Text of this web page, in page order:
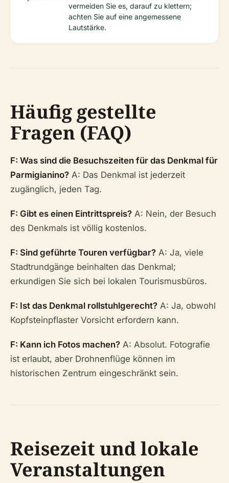
vermeiden Sie es, darauf zu klettern;
achten Sie auf eine angemessene
Lautstärke.
Häufig gestellte
Fragen (FAQ)
F: Was sind die Besuchszeiten für das Denkmal für
Parmigianino? A: Das Denkmal ist jederzeit
zugänglich, jeden Tag.
F: Gibt es einen Eintrittspreis? A: Nein, der Besuch
des Denkmals ist völlig kostenlos.
F: Sind geführte Touren verfügbar? A: Ja, viele
Stadtrundgänge beinhalten das Denkmal;
erkundigen Sie sich bei lokalen Tourismusbüros.
F: Ist das Denkmal rollstuhlgerecht? A: Ja, obwohl
Kopfsteinpflaster Vorsicht erfordern kann.
F: Kann ich Fotos machen? A: Absolut. Fotografie
ist erlaubt, aber Drohnenflüge können im
historischen Zentrum eingeschränkt sein.
Reisezeit und lokale
Veranstaltungen